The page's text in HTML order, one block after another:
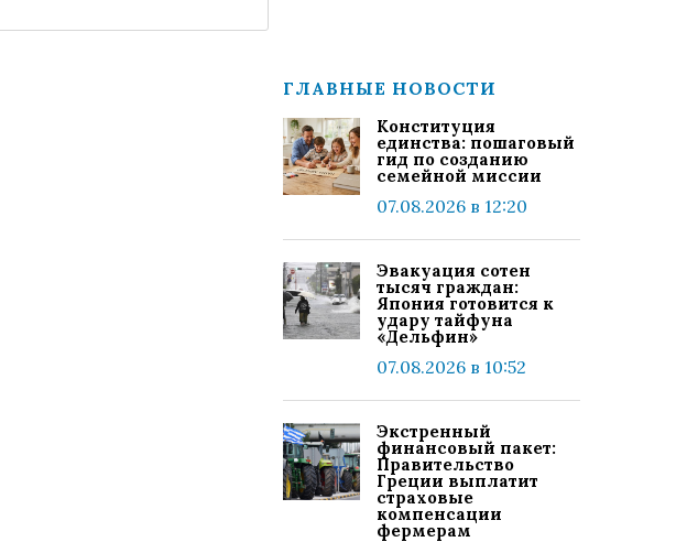
ГЛАВНЫЕ НОВОСТИ
Конституция
единства: пошаговый
гид по созданию
семейной миссии
07.08.2026 в 12:20
Эвакуация сотен
тысяч граждан:
Япония готовится к
удару тайфуна
«Дельфин»
07.08.2026 в 10:52
Экстренный
финансовый пакет:
Правительство
Греции выплатит
страховые
компенсации
фермерам